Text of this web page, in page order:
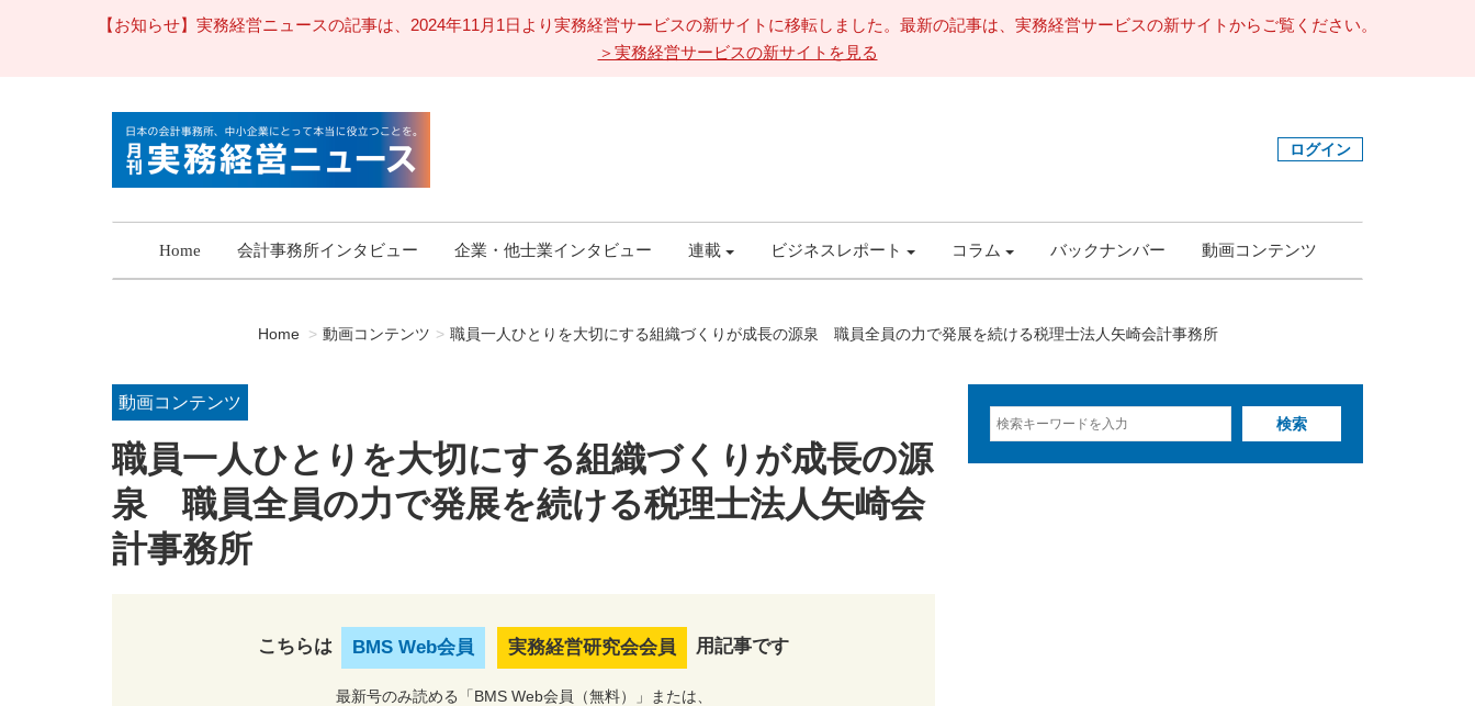
【お知らせ】実務経営ニュースの記事は、2024年11月1日より実務経営サービスの新サイトに移転しました。最新の記事は、実務経営サービスの新サイトからご覧ください。
＞実務経営サービスの新サイトを見る
ログイン
Home 会計事務所インタビュー 企業・他士業インタビュー 連載 ビジネスレポート コラム バックナンバー 動画コンテンツ
Home 動画コンテンツ 職員一人ひとりを大切にする組織づくりが成長の源泉 職員全員の力で発展を続ける税理士法人矢崎会計事務所
動画コンテンツ
職員一人ひとりを大切にする組織づくりが成長の源
泉 職員全員の力で発展を続ける税理士法人矢崎会
計事務所
こちらは BMS Web会員 実務経営研究会会員 用記事です
最新号のみ読める「BMS Web会員（無料）」または、